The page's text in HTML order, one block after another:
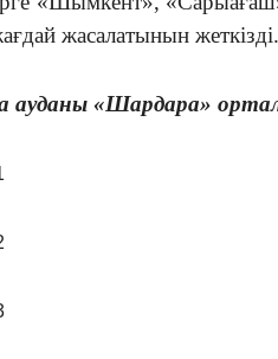
жасалатынын жеткізді.
ауданы «Шардара»